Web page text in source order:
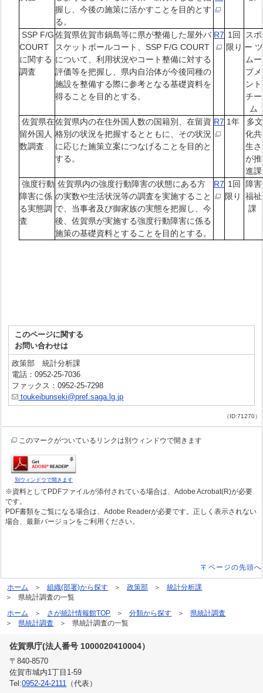
握し、今後の施策に活かすことを目的とす
る。
SSP F/G
COURT
に関する
調査
佐賀県佐賀市鍋島等に県が整備した屋外バ
スケットボールコート、SSP F/G COURT
について、利用状況やコート整備に対する
評価等を把握し、県内自治体が今後同種の
施設を整備する際に参考となる基礎資料を
得ることを目的とする。
R7 1回
限り
スポ
ー ツ
ムー
ブメ
ント
チー
ム
佐賀県在
留外国人
数調査
佐賀県内の在住外国人数の国籍別、在留資
格別の状況を把握するとともに、その状況
に応じた施策立案につなげることを目的と
する。
R7 1年
多文
化共
生さ
が推
進課
強度行動
障害に係
る実態調
査
佐賀県内の強度行動障害の状態にある方
の実数や生活状況等の調査を実施すること
で、当事者及び御家族の実態を把握し、今
後、佐賀県が実施する強度行動障害に係る
施策の基礎資料とすることを目的とする。
R7 1回
限り
障害
福祉
課
このページに関する
お問い合わせは
政策部 統計分析課
電話：0952-25-7036
ファックス：0952-25-7298
toukeibunseki@pref.saga.lg.jp
（ID:71270）
このマークがついているリンクは別ウィンドウで開きます
別ウィンドウで開きます
※資料としてPDFファイルが添付されている場合は、Adobe Acrobat(R)が必要
です。
PDF書類をご覧になる場合は、Adobe Readerが必要です。正しく表示されない
場合、最新バージョンをご利用ください。
ページの先頭へ
ホーム 組織(部署)から探す 政策部
統計分析課
県統計調査の一覧
ホーム
さが統計情報館TOP 分類から探す
県統計調査
県統計調査
県統計調査の一覧
佐賀県庁(法人番号 1000020410004）
〒840-8570
佐賀市城内1丁目1-59
Tel:0952-24-2111 （代表）